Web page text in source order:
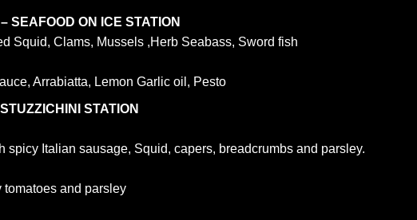
ON ICE STATION
Squid, Clams, Mussels ,Herb Seabass, Sword fish
Arrabiatta, Lemon Garlic oil, Pesto
STATION
spicy Italian sausage, Squid, capers, breadcrumbs and parsley.
and parsley